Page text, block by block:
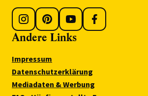
Andere Links
Impressum
Datenschutzerklärung
Mediadaten & Werbung